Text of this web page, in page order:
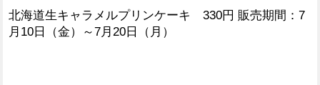
北海道生キャラメルプリンケーキ 330円 販売期間：7
月10日（金）～7月20日（月）